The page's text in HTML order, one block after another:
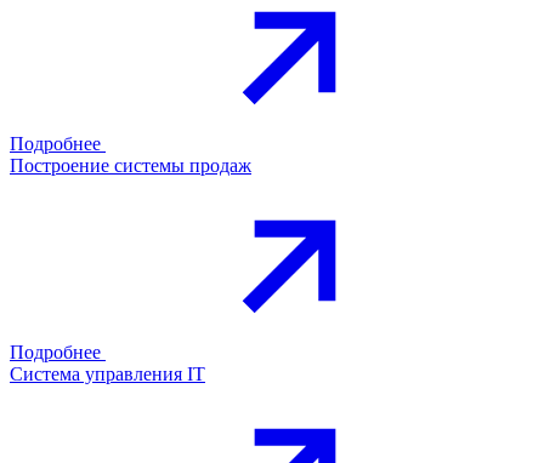
Подробнее
Построение системы продаж
Подробнее
Система управления IT